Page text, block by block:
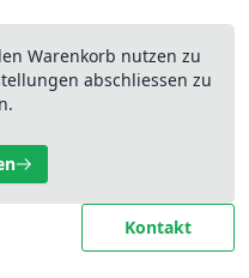
Warenkorb nutzen zu
abschliessen zu
Kontakt